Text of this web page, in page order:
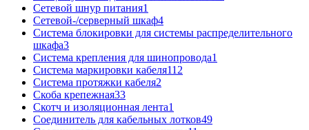
Сетевой шнур питания1
Сетевой-/серверный шкаф4
Система блокировки для системы распределительного
шкафа3
Система крепления для шинопровода1
Система маркировки кабеля112
Система протяжки кабеля2
Скоба крепежная33
Скотч и изоляционная лента1
Соединитель для кабельных лотков49